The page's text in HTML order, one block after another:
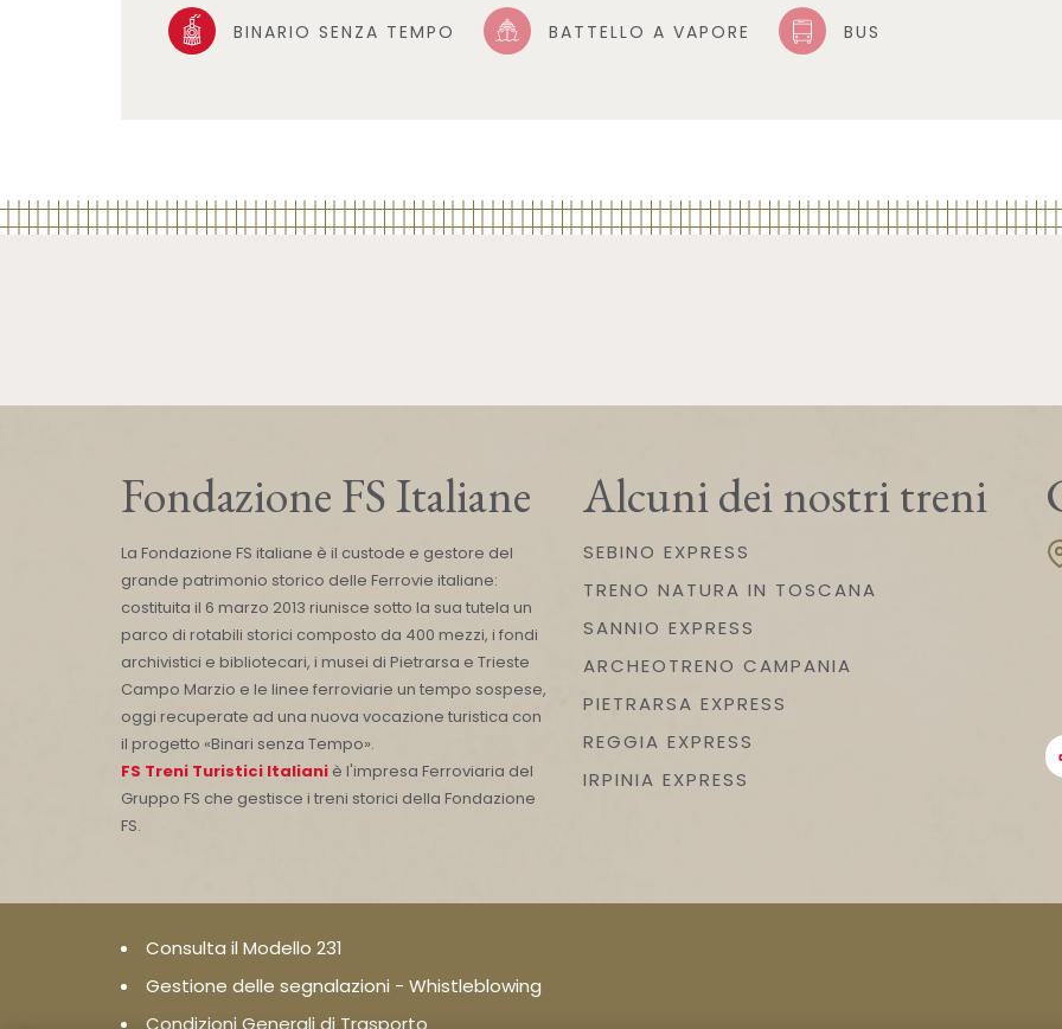
BINARIO SENZA TEMPO BATTELLO A VAPORE BUS
Fondazione FS Italiane
La Fondazione FS italiane è il custode e gestore del
grande patrimonio storico delle Ferrovie italiane:
costituita il 6 marzo 2013 riunisce sotto la sua tutela un
parco di rotabili storici composto da 400 mezzi, i fondi
archivistici e bibliotecari, i musei di Pietrarsa e Trieste
Campo Marzio e le linee ferroviarie un tempo sospese,
oggi recuperate ad una nuova vocazione turistica con
il progetto «Binari senza Tempo».
FS Treni Turistici Italiani è l'impresa Ferroviaria del
Gruppo FS che gestisce i treni storici della Fondazione
FS.
Alcuni dei nostri treni
SEBINO EXPRESS
TRENO NATURA IN TOSCANA
SANNIO EXPRESS
ARCHEOTRENO CAMPANIA
PIETRARSA EXPRESS
REGGIA EXPRESS
IRPINIA EXPRESS
Consulta il Modello 231
Gestione delle segnalazioni - Whistleblowing